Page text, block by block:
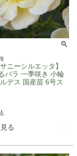
ニーシルエッタ】
バラ 一季咲き 小輪
デス 国産苗 6号ス
る